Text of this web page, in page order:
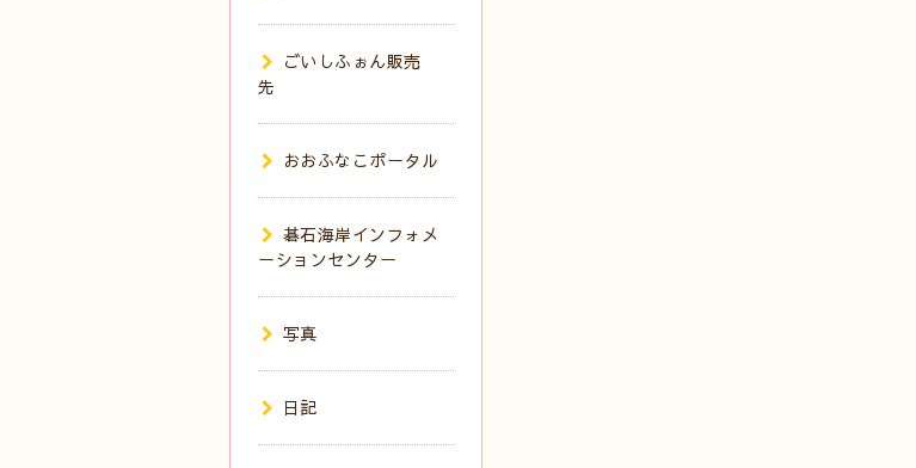
ごいしふぉん販売
先
おおふなこポータル
碁石海岸インフォメ
ーションセンター
写真
日記